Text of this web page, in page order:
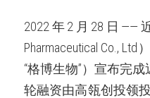
2022年2月28日——
Pharmaceutical Co.,
“格博生物”）宣布完
轮融资由高瓴创投领